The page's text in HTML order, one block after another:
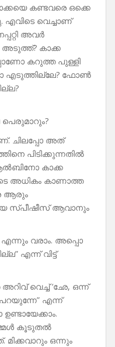
കണ്ടവരെ ഒക്കെ
എവിടെ വെച്ചാണ്
അവർ
അടുത്ത്? കാക്ക
കറുത്ത പുള്ളി
എടുത്തില്ലേ? ഫോൺ
ചിലപ്പോ അത്
പിടിക്കുന്നതിൽ
കാക്ക
അധികം കാണാത്ത
ആരും
സ്പീഷീസ് ആവാനും
എന്നും വരാം. അപ്പൊ
എന്ന് വിട്ട്
വെച്ച് ‘ഛേ, ഒന്ന്
എന്ന്
കൂടുതൽ
ഒന്നും